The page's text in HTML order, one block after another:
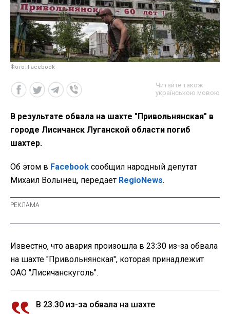
Фото: Facebook
Читайте також
українською мовою
В результате обвала на шахте "Привольнянская" в
городе Лисичанск Луганской области погиб
шахтер.
Об этом в Facebook сообщил народный депутат
Михаил Волынец, передает RegioNews.
Известно, что авария произошла в 23:30 из-за обвала
на шахте "Привольнянская", которая принадлежит
ОАО "Лисичанскуголь".
В 23.30 из-за обвала на шахте